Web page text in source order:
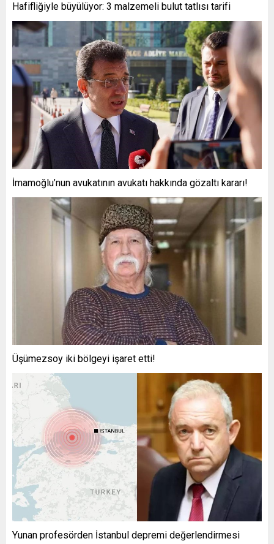
Hafifliğiyle büyülüyor: 3 malzemeli bulut tatlısı tarifi
İmamoğlu’nun avukatının avukatı hakkında gözaltı kararı!
Üşümezsoy iki bölgeyi işaret etti!
Yunan profesörden İstanbul depremi değerlendirmesi